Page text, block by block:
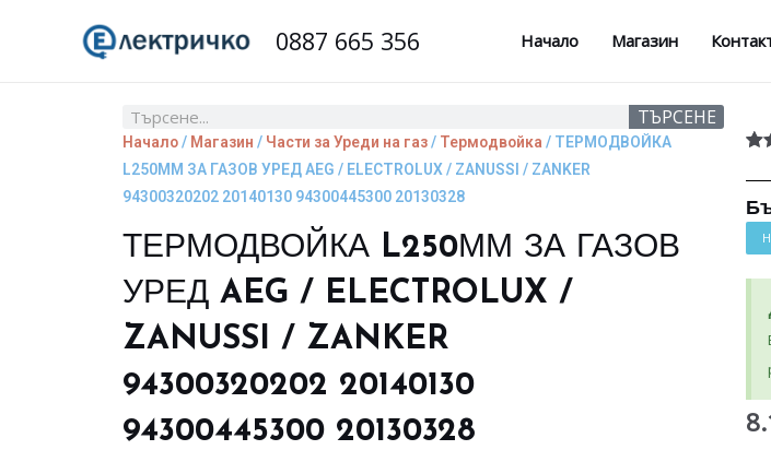
0887 665 356 Начало Магазин
Search ТЪРСЕНЕ
Начало/ Магазин / Части за Уреди на газ/ Термодвойка / ТЕРМОДВОЙКА
L250ММ ЗА ГАЗОВ УРЕД AEG / ELECTROLUX / ZANUSSI / ZANKER
94300320202 20140130 94300445300 20130328
ТЕРМОДВОЙКА L250ММ ЗА ГАЗОВ
УРЕД AEG / ELECTROLUX /
ZANUSSI / ZANKER
94300320202 20140130
94300445300 20130328
от